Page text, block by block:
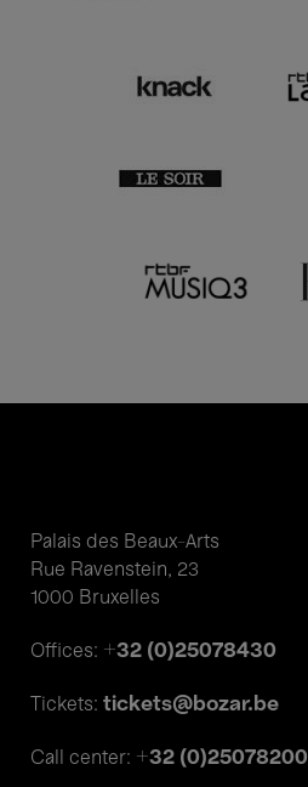
Palais des Beaux-Arts
Rue Ravenstein, 23
1000 Bruxelles
Offices: +32 (0)25078430
Tickets: tickets@bozar.be
Call center: +32 (0)25078200